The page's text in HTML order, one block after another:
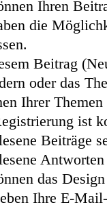
Ihren
die
Beitrag
oder das
Ihrer
ist
Beiträge
das
Ihre E-